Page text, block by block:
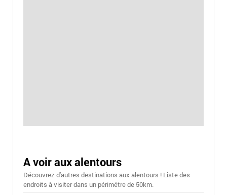
A voir aux alentours
Découvrez d'autres destinations aux alentours ! Liste des
endroits à visiter dans un périmétre de 50km.